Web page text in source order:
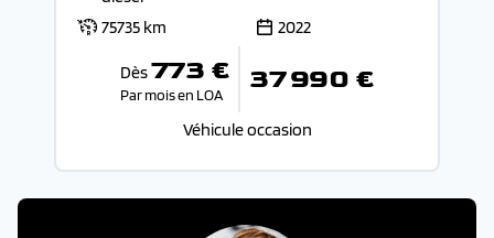
75735 km
2022
Dès773 €
Par mois en LOA 37 990 €
Véhicule occasion